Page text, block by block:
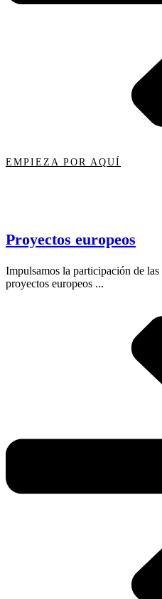
EMPIEZA POR AQUÍ
Proyectos europeos
Impulsamos la participación de las
proyectos europeos ...